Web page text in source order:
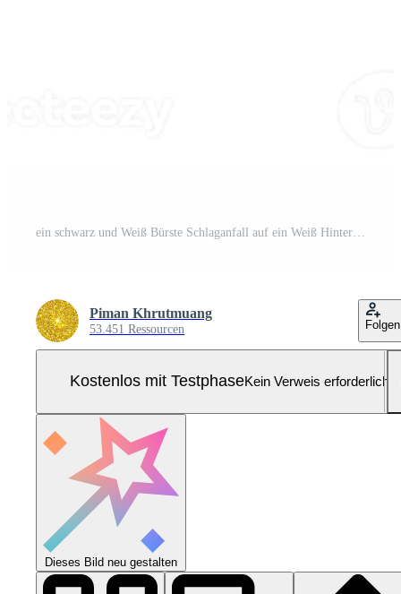
Piman Khrutmuang
53.451 Ressourcen Folgen
Kostenlos mit TestphaseKein Verweis erforderlich
Dieses Bild neu gestalten